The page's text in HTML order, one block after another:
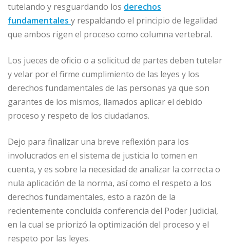
tutelando y resguardando los derechos
fundamentales y respaldando el principio de legalidad
que ambos rigen el proceso como columna vertebral.
Los jueces de oficio o a solicitud de partes deben tutelar
y velar por el firme cumplimiento de las leyes y los
derechos fundamentales de las personas ya que son
garantes de los mismos, llamados aplicar el debido
proceso y respeto de los ciudadanos.
Dejo para finalizar una breve reflexión para los
involucrados en el sistema de justicia lo tomen en
cuenta, y es sobre la necesidad de analizar la correcta o
nula aplicación de la norma, así como el respeto a los
derechos fundamentales, esto a razón de la
recientemente concluida conferencia del Poder Judicial,
en la cual se priorizó la optimización del proceso y el
respeto por las leyes.